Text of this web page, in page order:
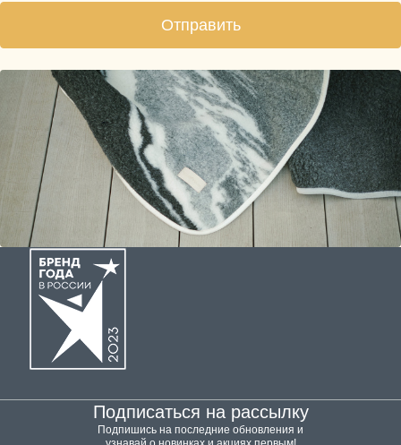
Отправить
Подписаться на рассылку
Подпишись на последние обновления и